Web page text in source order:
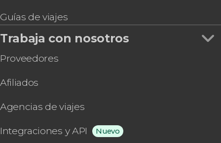
Guías de viajes
Trabaja con nosotros
Proveedores
Afiliados
Agencias de viajes
Integraciones y API Nuevo